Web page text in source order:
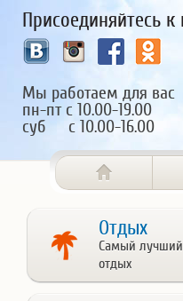
Присоединяйтесь
Мы работаем для вас
пн-пт с 10.00-19.00
суб с 10.00-16.00
Отдых
Самый лучший
отдых